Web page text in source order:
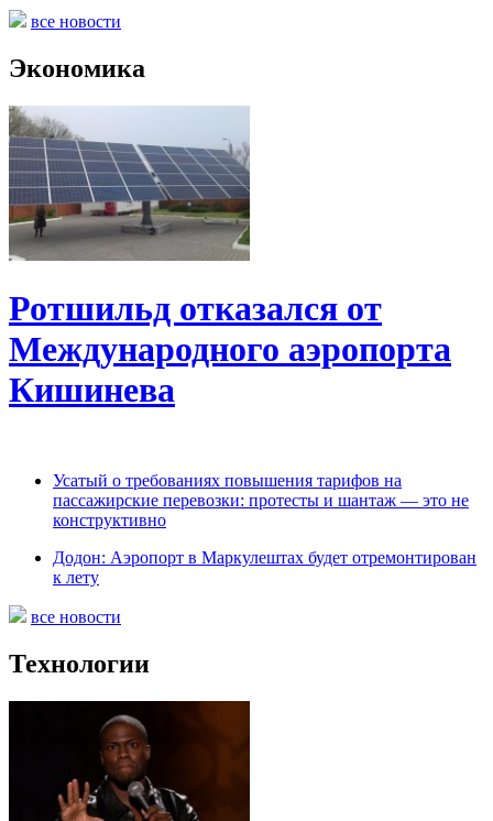
все новости
Экономика
Ротшильд отказался от
Международного аэропорта
Кишинева
Усатый о требованиях повышения тарифов на
пассажирские перевозки: протесты и шантаж — это не
конструктивно
Додон: Аэропорт в Маркулештах будет отремонтирован
к лету
все новости
Технологии